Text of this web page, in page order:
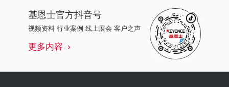
基恩士官方抖音号
视频资料 行业案例 线上展会 客户之声
更多内容